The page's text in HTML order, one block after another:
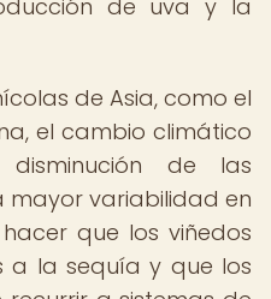
de uva y la
de Asia, como el
el cambio climático
de las
mayor variabilidad en
que los viñedos
a la sequía y que los